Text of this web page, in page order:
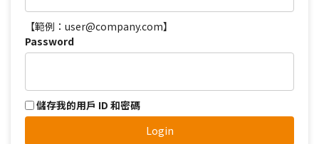
【範例：user@company.com】
Password
儲存我的用戶 ID 和密碼
Login